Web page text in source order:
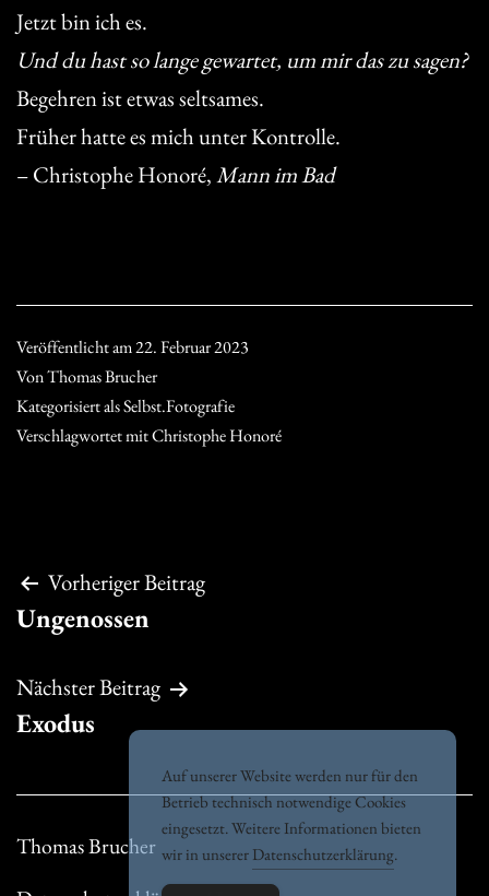
Jetzt bin ich es.
Und du hast so lange gewartet, um mir das zu sagen?
Begehren ist etwas seltsames.
Früher hatte es mich unter Kontrolle.
– Christophe Honoré,Mann im Bad
Veröffentlicht am22. Februar 2023
VonThomas Brucher
Kategorisiert alsSelbst.Fotografie
Verschlagwortet mitChristophe Honoré
Beitragsnavigation
Vorheriger Beitrag
Ungenossen
Nächster Beitrag
Exodus
Thomas Brucher
Auf unserer Website werden nur für den
Betrieb technisch notwendige Cookies
eingesetzt. Weitere Informationen bieten
wir in unserer Datenschutzerklärung.